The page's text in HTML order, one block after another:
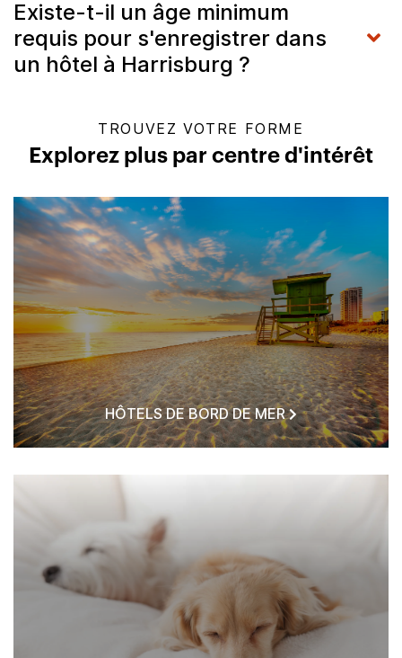
Existe-t-il un âge minimum
requis pour s'enregistrer dans
un hôtel à Harrisburg ?
TROUVEZ VOTRE FORME
Explorez plus par centre d'intérêt
HÔTELS DE BORD DE MER